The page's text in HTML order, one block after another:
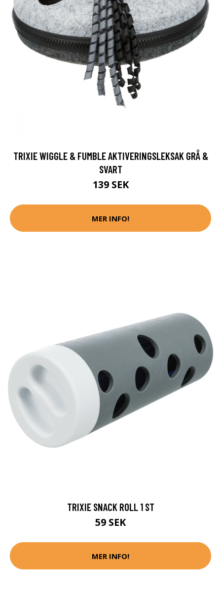
TRIXIE WIGGLE & FUMBLE AKTIVERINGSLEKSAK GRÅ &
SVART
139 SEK
MER INFO!
TRIXIE SNACK ROLL 1 ST
59 SEK
MER INFO!